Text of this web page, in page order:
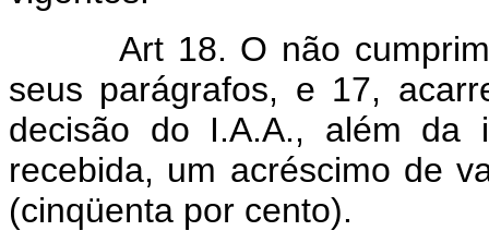
Art 18. O não
seus parágrafos, e 17,
decisão do I.A.A., além da
recebida, um acréscimo de
(cinqüenta por cento).